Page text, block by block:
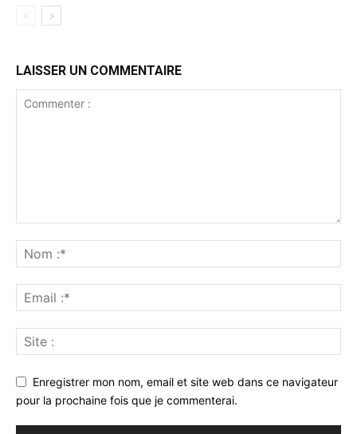
LAISSER UN COMMENTAIRE
Enregistrer mon nom, email et site web dans ce navigateur
pour la prochaine fois que je commenterai.